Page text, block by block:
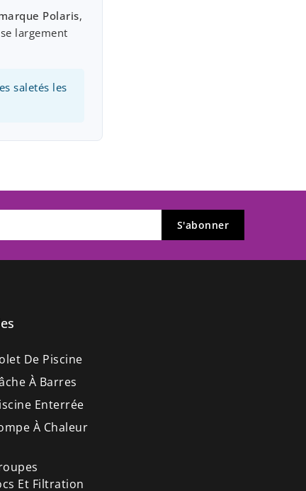
Polaris,
largement
saletés les
De Piscine
À Barres
Enterrée
À Chaleur
Et Filtration